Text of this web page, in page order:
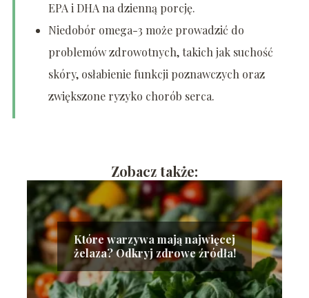
EPA i DHA na dzienną porcję.
Niedobór omega-3 może prowadzić do
problemów zdrowotnych, takich jak suchość
skóry, osłabienie funkcji poznawczych oraz
zwiększone ryzyko chorób serca.
Zobacz także:
Które warzywa mają najwięcej
żelaza? Odkryj zdrowe źródła!